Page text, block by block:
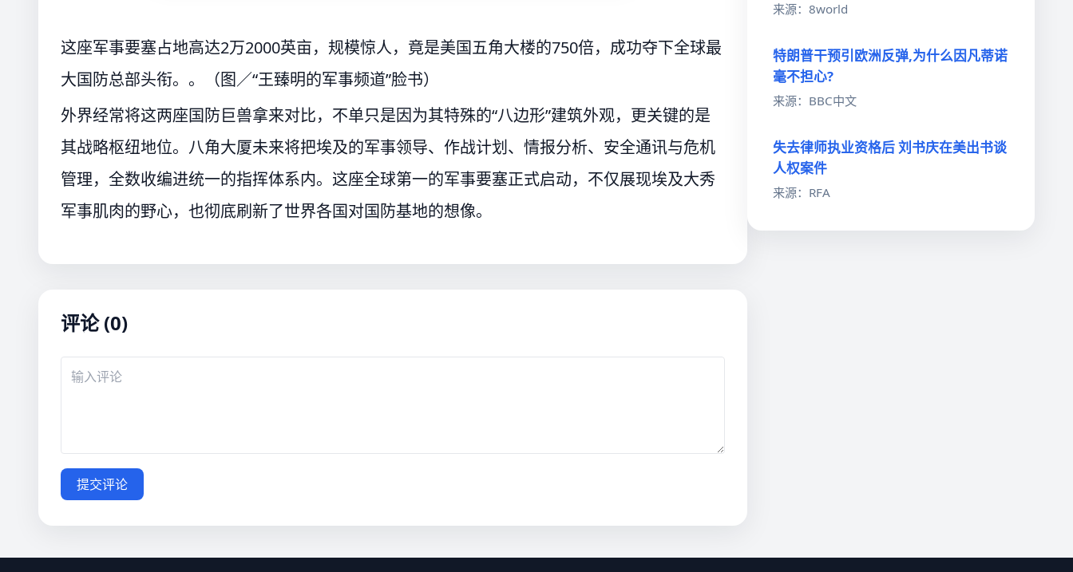
这座军事要塞占地高达2万2000英亩，规模惊人，竟是美国五角大楼的750倍，成功夺下全球最
大国防总部头衔。。（图／“王臻明的军事频道”脸书）
外界经常将这两座国防巨兽拿来对比，不单只是因为其特殊的“八边形”建筑外观，更关键的是
其战略枢纽地位。八角大厦未来将把埃及的军事领导、作战计划、情报分析、安全通讯与危机
管理，全数收编进统一的指挥体系内。这座全球第一的军事要塞正式启动，不仅展现埃及大秀
军事肌肉的野心，也彻底刷新了世界各国对国防基地的想像。
评论 (0)
提交评论
来源：8world
特朗普干预引欧洲反弹,为什么因凡蒂诺
毫不担心?
来源：BBC中文
失去律师执业资格后 刘书庆在美出书谈
人权案件
来源：RFA